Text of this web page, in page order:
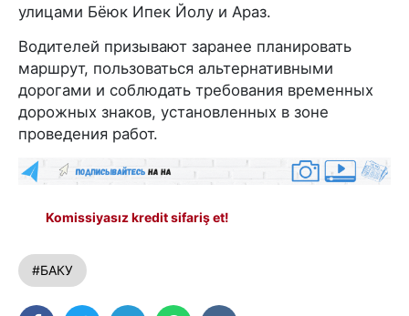
улицами Бёюк Ипек Йолу и Араз.
Водителей призывают заранее планировать
маршрут, пользоваться альтернативными
дорогами и соблюдать требования временных
дорожных знаков, установленных в зоне
проведения работ.
Komissiyasız kredit sifariş et!
#БАКУ